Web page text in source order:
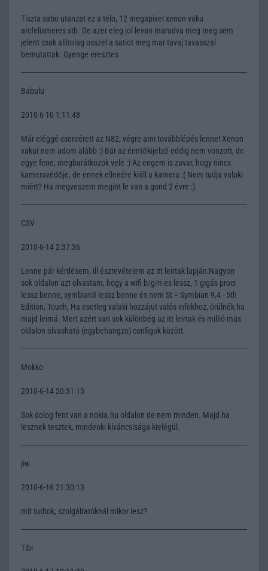
Tiszta satio utanzat ez a telo, 12 megapixel xenon vaku
arcfelismeres stb. De azer eleg jol levan maradva meg meg sem
jelent csak allitolag osszel a satiot meg mar tavaj tavasszal
bemutattak. Gyenge eresztes
Babulu
2010-6-10 1:11:48
Már eléggé csereérett az N82, végre ami továbblépés lenne! Xenon
vakut nem adom alább :) Bár az érintőkijelző eddig nem vonzott, de
egye fene, megbarátkozok vele :) Az engem is zavar, hogy nincs
kameravédője, de ennek ellenére kiáll a kamera :( Nem tudja valaki
miért? Ha megveszem megint le van a gond 2 évre :)
CSV
2010-6-14 2:37:36
Lenne pár kérdésem, ill észrevételem az itt leirtak lapján:Nagyon
sok oldalon azt olvastam, hogy a wifi b/g/n-es lessz, 1 gigás proci
lessz benne, symbian3 lessz benne és nem St = Symbian 9,4 - 5th
Edition, Touch, Ha esetleg valaki hozzájut valós infokhoz, örülnék ha
majd leirná. Mert azért van sok különbég az itt leirtak és millió más
oldalon olvasható (egybehangzo) configok között.
Mokko
2010-6-14 20:31:15
Sok dolog fent van a nokia.hu oldalon de nem minden. Majd ha
lesznek tesztek, mindenki kíváncsisága kielégül.
jiw
2010-6-16 21:30:13
mit tudtok, szolgáltatóknál mikor lesz?
Tibi